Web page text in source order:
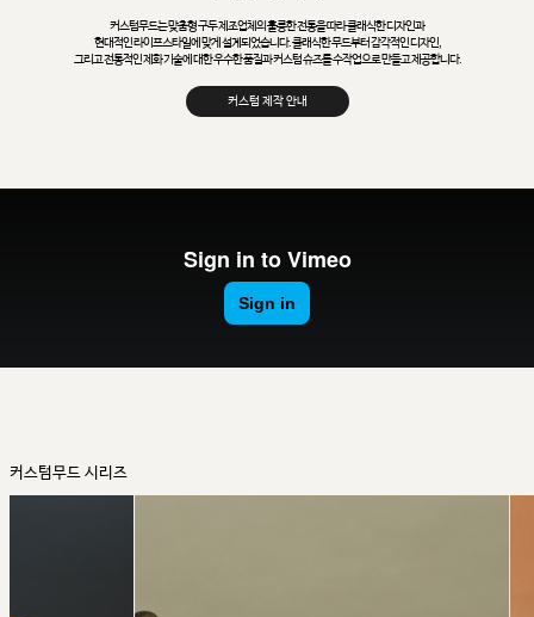
커스텀무드는 맞춤형 구두 제조업체의 훌륭한 전통을 따라 클래식한 디자인과
현대적인 라이프스타일에 맞게 설계되었습니다. 클래식한 무드부터 감각적인 디자인,
그리고 전통적인 제화 기술에 대한 우수한 품질과 커스텀 슈즈를 수작업으로 만들고 제공합니다.
커스텀 제작 안내
커스텀무드 시리즈